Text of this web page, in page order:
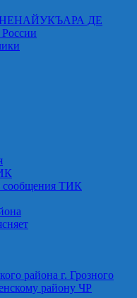
ДЕ
ТИК
района г. Грозного
району ЧР